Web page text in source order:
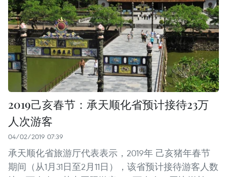
2019己亥春节：承天顺化省预计接待23万
人次游客
04/02/2019 07:39
承天顺化省旅游厅代表表示，2019年 己亥猪年春节
期间（从1月31日至2月11日），该省预计接待游客人数